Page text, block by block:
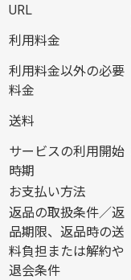
URL
利用料金
利用料金以外の必要
料金
送料
サービスの利用開始
時期
お支払い方法
返品の取扱条件／返
品期限、返品時の送
料負担または解約や
退会条件